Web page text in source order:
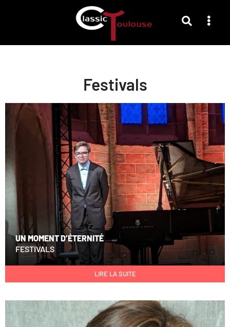
Festivals
UN MOMENT D’ÉTERNITÉ
FESTIVALS
LIRE LA SUITE